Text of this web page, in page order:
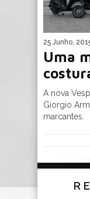
25 Junho,
Uma
A nova
Giorgio
marcantes.